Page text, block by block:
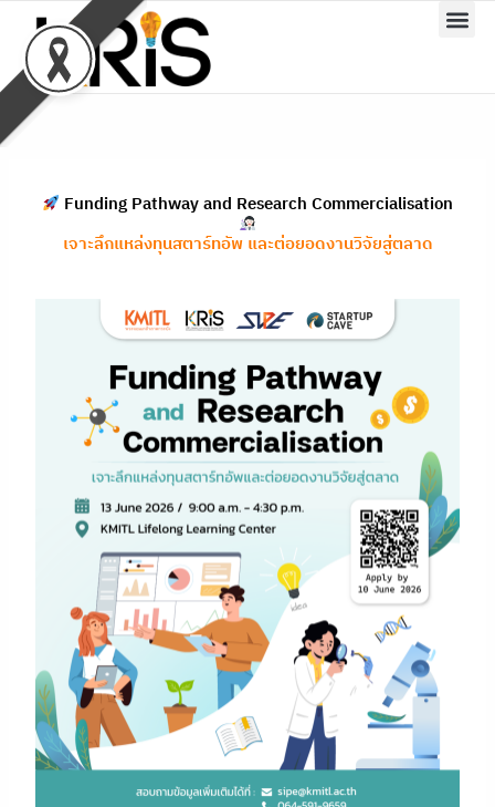
content
Funding Pathway and Research Commercialisation
เจาะลึกแหล่งทุนสตาร์ทอัพ และต่อยอดงานวิจัยสู่ตลาด